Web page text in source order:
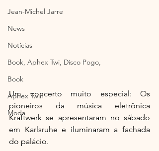
Jean-Michel Jarre
News
Notícias
Book, Aphex Twi, Disco Pogo,
Book
Aphex Twin
Moda
Um concerto muito especial: Os
pioneiros da música eletrônica
Kraftwerk se apresentaram no sábado
em Karlsruhe e iluminaram a fachada
do palácio.